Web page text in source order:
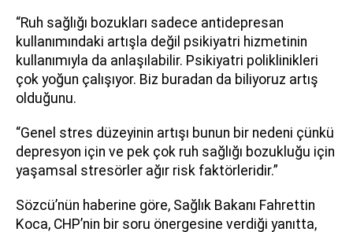
“Ruh sağlığı bozukları sadece antidepresan
kullanımındaki artışla değil psikiyatri hizmetinin
kullanımıyla da anlaşılabilir. Psikiyatri poliklinikleri
çok yoğun çalışıyor. Biz buradan da biliyoruz artış
olduğunu.
“Genel stres düzeyinin artışı bunun bir nedeni çünkü
depresyon için ve pek çok ruh sağlığı bozukluğu için
yaşamsal stresörler ağır risk faktörleridir.”
Sözcü’nün haberine göre, Sağlık Bakanı Fahrettin
Koca, CHP’nin bir soru önergesine verdiği yanıtta,